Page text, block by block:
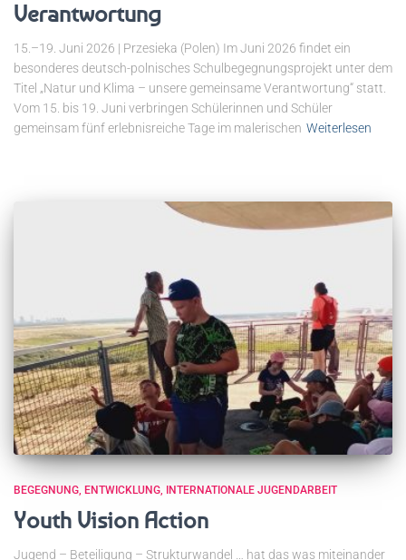
Verantwortung
15.–19. Juni 2026 | Przesieka (Polen) Im Juni 2026 findet ein
besonderes deutsch-polnisches Schulbegegnungsprojekt unter dem
Titel „Natur und Klima – unsere gemeinsame Verantwortung“ statt.
Vom 15. bis 19. Juni verbringen Schülerinnen und Schüler
gemeinsam fünf erlebnisreiche Tage im malerischen Weiterlesen
BEGEGNUNG ENTWICKLUNG INTERNATIONALE JUGENDARBEIT
Youth Vision Action
Jugend – Beteiligung – Strukturwandel … hat das was miteinander